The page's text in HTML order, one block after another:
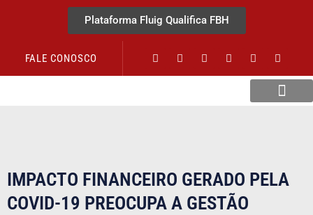
Plataforma Fluig Qualifica FBH
FALE CONOSCO
IMPACTO FINANCEIRO GERADO PELA
COVID-19 PREOCUPA A GESTÃO